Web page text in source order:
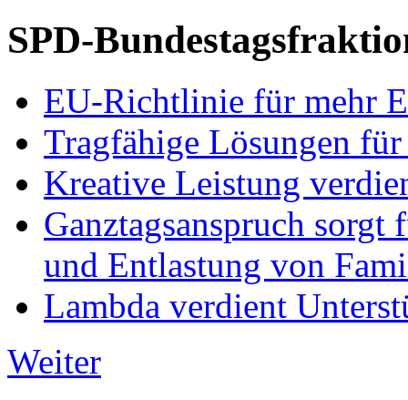
SPD-
EU-Richtlinie für mehr
Tragfähige Lösungen
Kreative Leistung
Ganztagsanspruch
und Entlastung von
Lambda verdient
Weiter